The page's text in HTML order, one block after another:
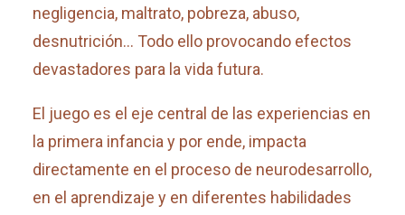
negligencia, maltrato, pobreza, abuso,
desnutrición… Todo ello provocando efectos
devastadores para la vida futura.
El juego es el eje central de las experiencias en
la primera infancia y por ende, impacta
directamente en el proceso de neurodesarrollo,
en el aprendizaje y en diferentes habilidades